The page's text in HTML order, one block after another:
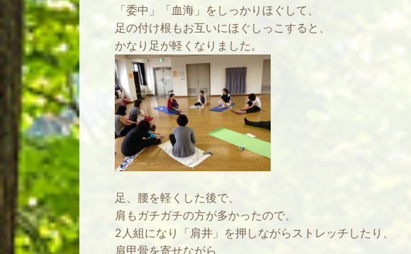
「委中」「血海」をしっかりほぐして、
足の付け根もお互いにほぐしっこすると、
かなり足が軽くなりました。
足、腰を軽くした後で、
肩もガチガチの方が多かったので、
2人組になり「肩井」を押しながらストレッチしたり、
肩甲骨を寄せながら、